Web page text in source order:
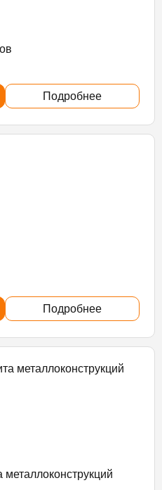
Подробнее
Подробнее